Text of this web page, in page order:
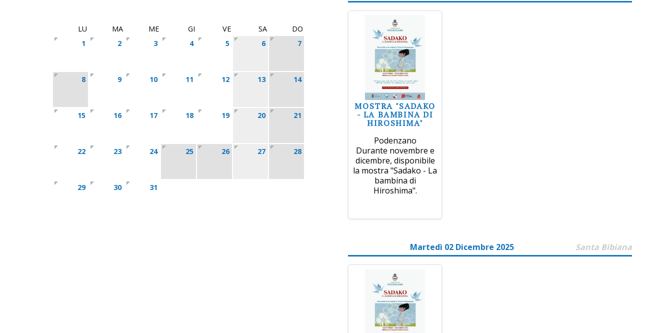
LU MA ME GI VE SA
DO
1
2 3 4 5 6 7
8 9 10 11 12 13 14
15 16 17 18 19 20 21
22 23 24 25 26 27 28
29 30 31
MOSTRA "SADAKO
- LA BAMBINA DI
HIROSHIMA"
Podenzano
Durante novembre e
dicembre, disponibile
la mostra "Sadako - La
bambina di
Hiroshima".
Martedì 02 Dicembre 2025 Santa Bibiana